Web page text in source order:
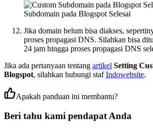
Subdomain pada Blogspot Selesai
Jika domain belum bisa diakses,
proses propagasi DNS. Silahkan bisa
24 jam hingga proses propagasi DNS
Jika ada pertanyaan tentang artikel Setting
Blogspot, silahkan hubungi stafIndowebsite.
Apakah panduan ini membantu?
Beri tahu kami pendapat Anda